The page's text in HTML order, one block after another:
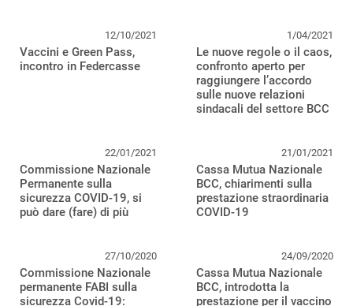
12/10/2021
Vaccini e Green Pass,
incontro in Federcasse
1/04/2021
Le nuove regole o il caos,
confronto aperto per
raggiungere l’accordo
sulle nuove relazioni
sindacali del settore BCC
22/01/2021
Commissione Nazionale
Permanente sulla
sicurezza COVID-19, si
può dare (fare) di più
21/01/2021
Cassa Mutua Nazionale
BCC, chiarimenti sulla
prestazione straordinaria
COVID-19
27/10/2020
Commissione Nazionale
permanente FABI sulla
sicurezza Covid-19:
24/09/2020
Cassa Mutua Nazionale
BCC, introdotta la
prestazione per il vaccino